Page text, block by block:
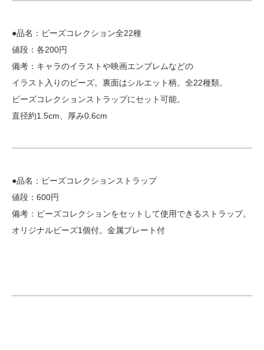
●品名：ビーズコレクション全22種
値段：各200円
備考：キャラのイラストや映画エンブレムなどの
イラスト入りのビーズ。裏面はシルエット柄。全22種類。
ビーズコレクションストラップにセット可能。
直径約1.5cm、厚み0.6cm
●品名：ビーズコレクションストラップ
値段：600円
備考：ビーズコレクションをセットして使用できるストラップ。
オリジナルビーズ1個付。金属プレート付